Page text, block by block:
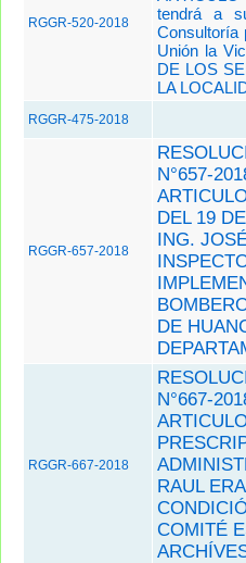
RGGR-520-2018
tendrá a
Consultoría
Unión la
DE LOS
LA
RGGR-475-2018
RGGR-657-2018
N°657-
DEL 19
ING.
DE
RGGR-667-2018
N°667-
RAUL
COMITÉ